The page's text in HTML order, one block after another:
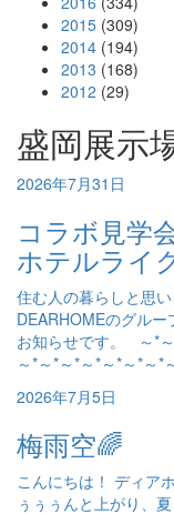
2015 (309)
2014 (194)
2013 (168)
2012 (29)
盛岡展示
2026年7月31日
コラボ見学
ホテルライ
住む人の暮らしと思
DEARHOMEのグル
お知らせです。 ～*
～*～*～*～*～*～*
2026年7月5日
梅雨空🌈
こんにちは！ ディア
ぅぅぅんと上がり、